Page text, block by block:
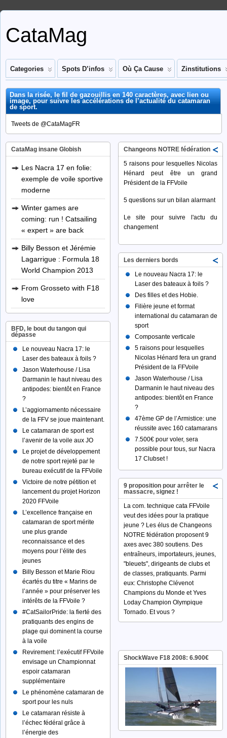
CataMag
Categories Spots D’infos Où Ça Cause Zinstitutions
Dans la risée, le fil de gazouillis en 140 caractères, avec lien ou
image, pour suivre les accélérations de l’actualité du catamaran
de sport.
Tweets de @CataMagFR
CataMag insane Globish
Les Nacra 17 en folie:
exemple de voile sportive
moderne
Winter games are
coming: run ! Catsailing
« expert » are back
Billy Besson et Jérémie
Lagarrigue : Formula 18
World Champion 2013
From Grosseto with F18
love
BFD, le bout du tangon qui
dépasse
Le nouveau Nacra 17: le
Laser des bateaux à foils ?
Jason Waterhouse / Lisa
Darmanin le haut niveau des
antipodes: bientôt en France
?
L’aggiornamento nécessaire
de la FFV se joue maintenant.
Le catamaran de sport est
l’avenir de la voile aux JO
Le projet de développement
de notre sport rejeté par le
bureau exécutif de la FFVoile
Victoire de notre pétition et
lancement du projet Horizon
2020 FFVoile
L’excellence française en
catamaran de sport mérite
une plus grande
reconnaissance et des
moyens pour l’élite des
jeunes
Billy Besson et Marie Riou
écartés du titre « Marins de
l’année » pour préserver les
intérêts de la FFVoile ?
#‎CatSailorPride:‬ la fierté des
pratiquants des engins de
plage qui dominent la course
à la voile
Revirement: l’exécutif FFVoile
envisage un Championnat
espoir catamaran
supplémentaire
Le phénomène catamaran de
sport pour les nuls
Le catamaran résiste à
l’échec fédéral grâce à
l’énergie des
Changeons NOTRE fédération
5 raisons pour lesquelles Nicolas
Hénard peut être un grand
Président de la FFVoile
5 questions sur un bilan alarmant
Le site pour suivre l'actu du
changement
Les derniers bords
Le nouveau Nacra 17: le
Laser des bateaux à foils ?
Des filles et des Hobie.
Filière jeune et format
international du catamaran de
sport
Composante verticale
5 raisons pour lesquelles
Nicolas Hénard fera un grand
Président de la FFVoile
Jason Waterhouse / Lisa
Darmanin le haut niveau des
antipodes: bientôt en France
?
47ème GP de l’Armistice: une
réussite avec 160 catamarans
7.500€ pour voler, sera
possible pour tous, sur Nacra
17 Clubset !
9 proposition pour arrêter le
massacre, signez !
La com. technique cata FFVoile
veut des idées pour la pratique
jeune ? Les élus de Changeons
NOTRE fédération proposent 9
axes avec 380 soutiens. Des
entraîneurs, importateurs, jeunes,
"bleuets", dirigeants de clubs et
de classes, pratiquants. Parmi
eux: Christophe Clévenot
Champions du Monde et Yves
Loday Champion Olympique
Tornado. Et vous ?
ShockWave F18 2008: 6.900€